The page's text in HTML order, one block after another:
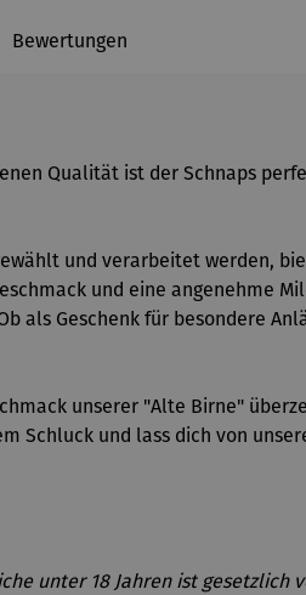
Bewertungen
Qualität ist der Schnaps
und verarbeitet werden,
und eine angenehme
als Geschenk für besondere
unserer "Alte Birne"
Schluck und lass dich von
unter 18 Jahren ist